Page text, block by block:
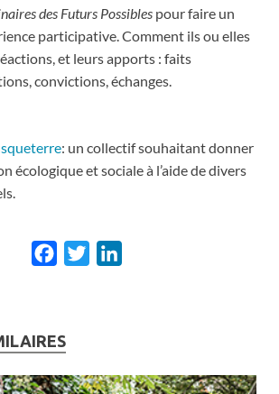
des Futurs Possibles pour faire un
participative. Comment ils ou elles
et leurs apports : faits
convictions, échanges.
: un collectif souhaitant donner
écologique et sociale à l’aide de divers
b
o
e
d